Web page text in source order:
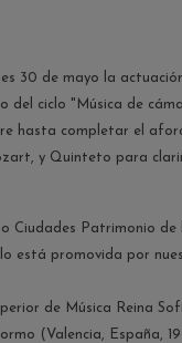
30 de mayo la
del ciclo "Música de
hasta completar el
y Quinteto para
Ciudades Patrimonio
está promovida por
de Música Reina
(Valencia, España,